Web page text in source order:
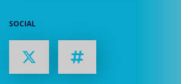
SOCIAL